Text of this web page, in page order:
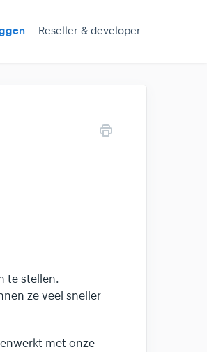
Reseller & developer
te stellen.
ze veel sneller
met onze